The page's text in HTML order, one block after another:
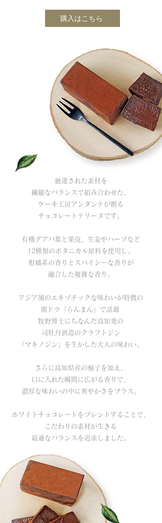
購入はこちら
厳選された素材を
繊細なバランスで組み合わせた、
ケーキ工房アンダンテが贈る
チョコレートテリーヌです。
有機グアバ葉と果皮、生姜やハーブなど
12種類のボタニカル原料を使用し、
柑橘系の香りとスパイシーな香りが
融合した複雑な香り。
アジア風のエキゾチックな味わいが特徴の
朝ドラ「らんまん」で話題
牧野博士にちなんだ高知発の
司牡丹酒造のクラフトジン
「マキノジン」を生かした 大人の味わい。
さらに高知県産の柚子を加え、
口に入れた瞬間に広がる香りで、
濃厚な味わいの中に爽やかさをプラス。
ホワイトチョコレートをブレンドすることで、
こだわりの素材が生きる
最適なバランスを追求しました。